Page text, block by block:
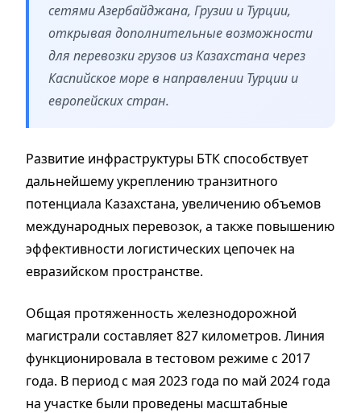
сетями Азербайджана, Грузии и Турции,
открывая дополнительные возможности
для перевозки грузов из Казахстана через
Каспийское море в направлении Турции и
европейских стран.
Развитие инфраструктуры БТК способствует
дальнейшему укреплению транзитного
потенциала Казахстана, увеличению объемов
международных перевозок, а также повышению
эффективности логистических цепочек на
евразийском пространстве.
Общая протяженность железнодорожной
магистрали составляет 827 километров. Линия
функционировала в тестовом режиме с 2017
года. В период с мая 2023 года по май 2024 года
на участке были проведены масштабные